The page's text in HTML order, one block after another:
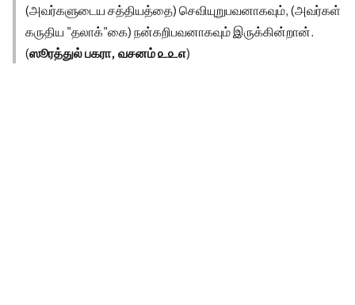
(அவர்களுடைய சத்தியத்தை) செவியுறுபவனாகவும், (அவர்கள்
கருதிய "தலாக்"கை) நன்கறிபவனாகவும் இருக்கின்றான்.
(ஸூரத்துல் பகரா, வசனம் ௨௨௭)